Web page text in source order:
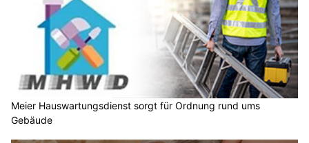
Meier Hauswartungsdienst sorgt für Ordnung rund ums
Gebäude